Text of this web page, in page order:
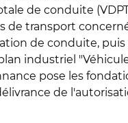
de conduite
transport
de conduite, puis
industriel
pose les
de